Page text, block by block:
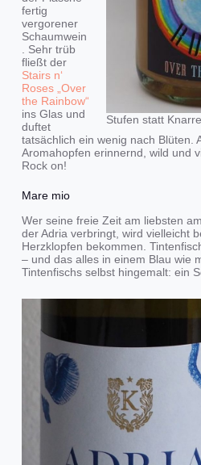
Stufen statt
fertig
vergorener
Schaumwein
. Sehr trüb
fließt der
Stairs n‘
Roses „Over
the Rainbow“
ins Glas und
duftet
tatsächlich ein wenig nach Blüten.
Aromahopfen erinnernd, wild und
Rock on!
Mare mio
Wer seine freie Zeit am liebsten
der Adria verbringt, wird vielleicht
Herzklopfen bekommen.
– und das alles in einem Blau wie
Tintenfischs selbst hingemalt: ein